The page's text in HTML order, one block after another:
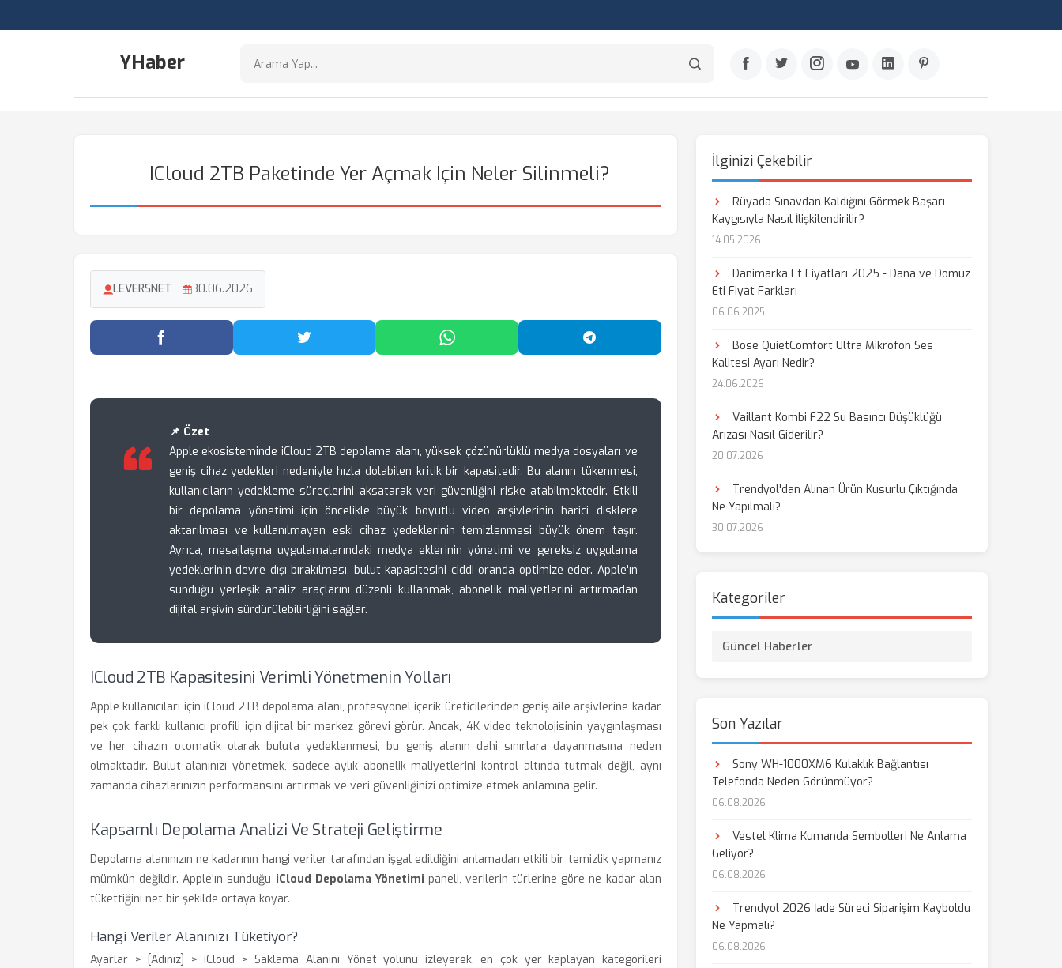
YHaber
ICloud 2TB Paketinde Yer Açmak Için Neler Silinmeli?
LEVERSNET 30.06.2026
Facebook'ta Paylaş Twitter'da Paylaş WhatsApp'ta Paylaş Telegram'da Paylaş
📌 Özet
Apple ekosisteminde iCloud 2TB depolama alanı, yüksek çözünürlüklü medya dosyaları ve
geniş cihaz yedekleri nedeniyle hızla dolabilen kritik bir kapasitedir. Bu alanın tükenmesi,
kullanıcıların yedekleme süreçlerini aksatarak veri güvenliğini riske atabilmektedir. Etkili
bir depolama yönetimi için öncelikle büyük boyutlu video arşivlerinin harici disklere
aktarılması ve kullanılmayan eski cihaz yedeklerinin temizlenmesi büyük önem taşır.
Ayrıca, mesajlaşma uygulamalarındaki medya eklerinin yönetimi ve gereksiz uygulama
yedeklerinin devre dışı bırakılması, bulut kapasitesini ciddi oranda optimize eder. Apple'ın
sunduğu yerleşik analiz araçlarını düzenli kullanmak, abonelik maliyetlerini artırmadan
dijital arşivin sürdürülebilirliğini sağlar.
ICloud 2TB Kapasitesini Verimli Yönetmenin Yolları
Apple kullanıcıları için iCloud 2TB depolama alanı, profesyonel içerik üreticilerinden geniş aile arşivlerine kadar
pek çok farklı kullanıcı profili için dijital bir merkez görevi görür. Ancak, 4K video teknolojisinin yaygınlaşması
ve her cihazın otomatik olarak buluta yedeklenmesi, bu geniş alanın dahi sınırlara dayanmasına neden
olmaktadır. Bulut alanınızı yönetmek, sadece aylık abonelik maliyetlerini kontrol altında tutmak değil, aynı
zamanda cihazlarınızın performansını artırmak ve veri güvenliğinizi optimize etmek anlamına gelir.
Kapsamlı Depolama Analizi Ve Strateji Geliştirme
Depolama alanınızın ne kadarının hangi veriler tarafından işgal edildiğini anlamadan etkili bir temizlik yapmanız
mümkün değildir. Apple'ın sunduğu iCloud Depolama Yönetimi paneli, verilerin türlerine göre ne kadar alan
tükettiğini net bir şekilde ortaya koyar.
Hangi Veriler Alanınızı Tüketiyor?
Ayarlar > [Adınız] > iCloud > Saklama Alanını Yönet yolunu izleyerek, en çok yer kaplayan kategorileri
İlginizi Çekebilir
Rüyada Sınavdan Kaldığını Görmek Başarı
Kaygısıyla Nasıl İlişkilendirilir?
14.05.2026
Danimarka Et Fiyatları 2025 - Dana ve Domuz
Eti Fiyat Farkları
06.06.2025
Bose QuietComfort Ultra Mikrofon Ses
Kalitesi Ayarı Nedir?
24.06.2026
Vaillant Kombi F22 Su Basıncı Düşüklüğü
Arızası Nasıl Giderilir?
20.07.2026
Trendyol'dan Alınan Ürün Kusurlu Çıktığında
Ne Yapılmalı?
30.07.2026
Kategoriler
Güncel Haberler
Son Yazılar
Sony WH-1000XM6 Kulaklık Bağlantısı
Telefonda Neden Görünmüyor?
06.08.2026
Vestel Klima Kumanda Sembolleri Ne Anlama
Geliyor?
06.08.2026
Trendyol 2026 İade Süreci Siparişim Kayboldu
Ne Yapmalı?
06.08.2026